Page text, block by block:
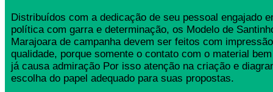
Distribuídos com a dedicação de seu pessoal engajado
política com garra e determinação, os Modelo de
Marajoara de campanha devem ser feitos com
qualidade, porque somente o contato com o material
já causa admiração Por isso atenção na criação e
escolha do papel adequado para suas propostas.